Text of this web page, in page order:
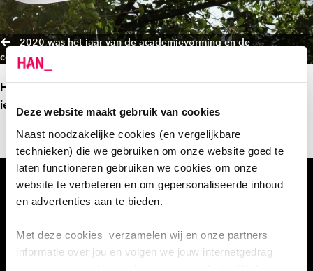
Deze website maakt gebruik van cookies
Naast noodzakelijke cookies (en vergelijkbare
technieken) die we gebruiken om onze website goed te
laten functioneren gebruiken we cookies om onze
website te verbeteren en om gepersonaliseerde inhoud
en advertenties aan te bieden.
Met deze cookies verzamelen wij en onze partners
informatie over jou en volgen we jouw internetgedrag
binnen, en mogelijk ook buiten onze website. Wij bouwen
2020 was het jaar van de academievorming en de
coronapandemie
Hier gaat Sylvie een hele mooie tekst neerzetten waarvan
iedereen denk: wauw, wat mooi, dit wil ik lezen.
2020 was het jaar van de academievorming en de
coronapandemie